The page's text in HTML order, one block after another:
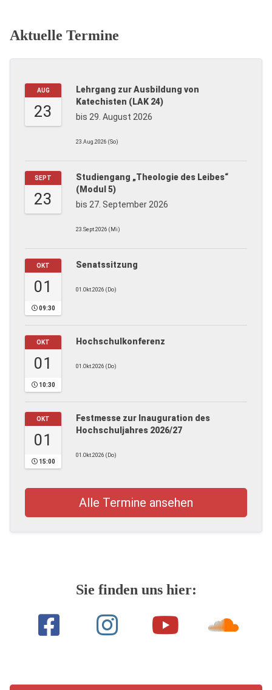
Aktuelle Termine
AUG
23
Lehrgang zur Ausbildung von
Katechisten (LAK 24)
bis 29. August 2026
23.Aug.2026 (So)
SEPT
23
Studiengang „Theologie des Leibes“
(Modul 5)
bis 27. September 2026
23.Sept.2026 (Mi)
OKT
01
09:30
Senatssitzung
01.Okt.2026 (Do)
OKT
01
10:30
Hochschulkonferenz
01.Okt.2026 (Do)
OKT
01
15:00
Festmesse zur Inauguration des
Hochschuljahres 2026/27
01.Okt.2026 (Do)
Alle Termine ansehen
Sie finden uns hier: